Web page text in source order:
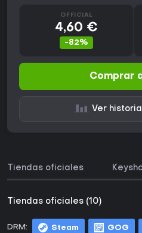
OFFICIAL
4,60 €
-82%
Comprar
Ver
Tiendas oficiales
Tiendas oficiales (10)
DRM: Steam GOG